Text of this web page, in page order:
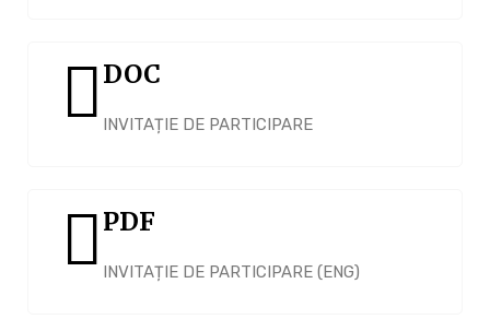
DOC
INVITAȚIE DE PARTICIPARE
PDF
INVITAȚIE DE PARTICIPARE (ENG)